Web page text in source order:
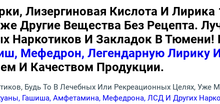
Лизергиновая Кислота И
Другие Вещества Без Рецепта.
Наркотиков И Закладок В
Мефедрон, Легендарную Лирику
И Качеством Продукции.
Будь То В Лечебных Или Рекреационных Целях, Уже
Гашиша, Амфетамина, Мефедрона, ЛСД И Других